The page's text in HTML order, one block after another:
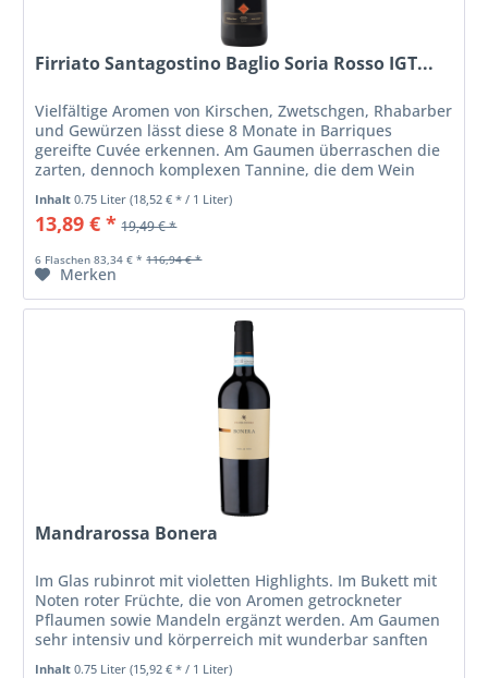
Firriato Santagostino Baglio Soria Rosso IGT...
Vielfältige Aromen von Kirschen, Zwetschgen, Rhabarber
und Gewürzen lässt diese 8 Monate in Barriques
gereifte Cuvée erkennen. Am Gaumen überraschen die
zarten, dennoch komplexen Tannine, die dem Wein
Inhalt0.75 Liter(18,52 € * / 1 Liter)
13,89 € * 19,49 € *
6 Flaschen 83,34 € * 116,94 € *
Merken
Mandrarossa Bonera
Im Glas rubinrot mit violetten Highlights. Im Bukett mit
Noten roter Früchte, die von Aromen getrockneter
Pflaumen sowie Mandeln ergänzt werden. Am Gaumen
sehr intensiv und körperreich mit wunderbar sanften
Taninnen.
Inhalt0.75 Liter(15,92 € * / 1 Liter)